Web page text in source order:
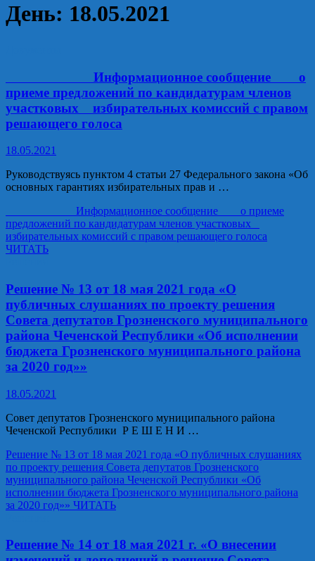
День: 18.05.2021
Информационное сообщение о
приеме предложений по кандидатурам членов
участковых избирательных комиссий с правом
решающего голоса
18.05.2021
Руководствуясь пунктом 4 статьи 27 Федерального закона «Об
основных гарантиях избирательных прав и …
Информационное сообщение о приеме
предложений по кандидатурам членов участковых
избирательных комиссий с правом решающего голоса
ЧИТАТЬ
Решение № 13 от 18 мая 2021 года «О
публичных слушаниях по проекту решения
Совета депутатов Грозненского муниципального
района Чеченской Республики «Об исполнении
бюджета Грозненского муниципального района
за 2020 год»»
18.05.2021
Совет депутатов Грозненского муниципального района
Чеченской Республики Р Е Ш Е Н И …
Решение № 13 от 18 мая 2021 года «О публичных слушаниях
по проекту решения Совета депутатов Грозненского
муниципального района Чеченской Республики «Об
исполнении бюджета Грозненского муниципального района
за 2020 год»» ЧИТАТЬ
Решение № 14 от 18 мая 2021 г. «О внесении